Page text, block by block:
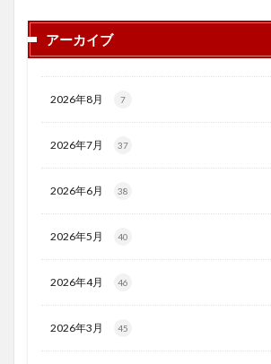
アーカイブ
2026年8月 7
2026年7月 37
2026年6月 38
2026年5月 40
2026年4月 46
2026年3月 45